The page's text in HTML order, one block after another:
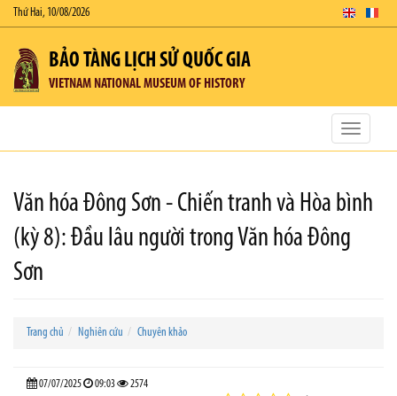
Thứ Hai, 10/08/2026
BẢO TÀNG LỊCH SỬ QUỐC GIA
VIETNAM NATIONAL MUSEUM OF HISTORY
Toggle
Văn hóa Đông Sơn - Chiến tranh và Hòa bình
(kỳ 8): Đầu lâu người trong Văn hóa Đông
Sơn
Trang chủ Nghiên cứu Chuyên khảo
07/07/2025 09:03 2574